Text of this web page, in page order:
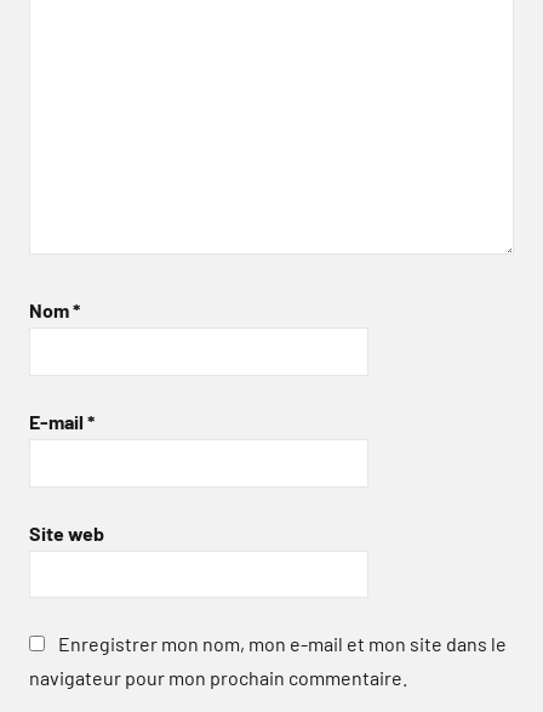
Nom*
E-mail *
Site web
Enregistrer mon nom, mon e-mail et mon site dans le
navigateur pour mon prochain commentaire.